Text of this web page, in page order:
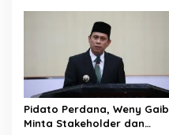
Pembicaraan Tingkat II
Pidato Perdana, Weny Gaib
Minta Stakeholder dan